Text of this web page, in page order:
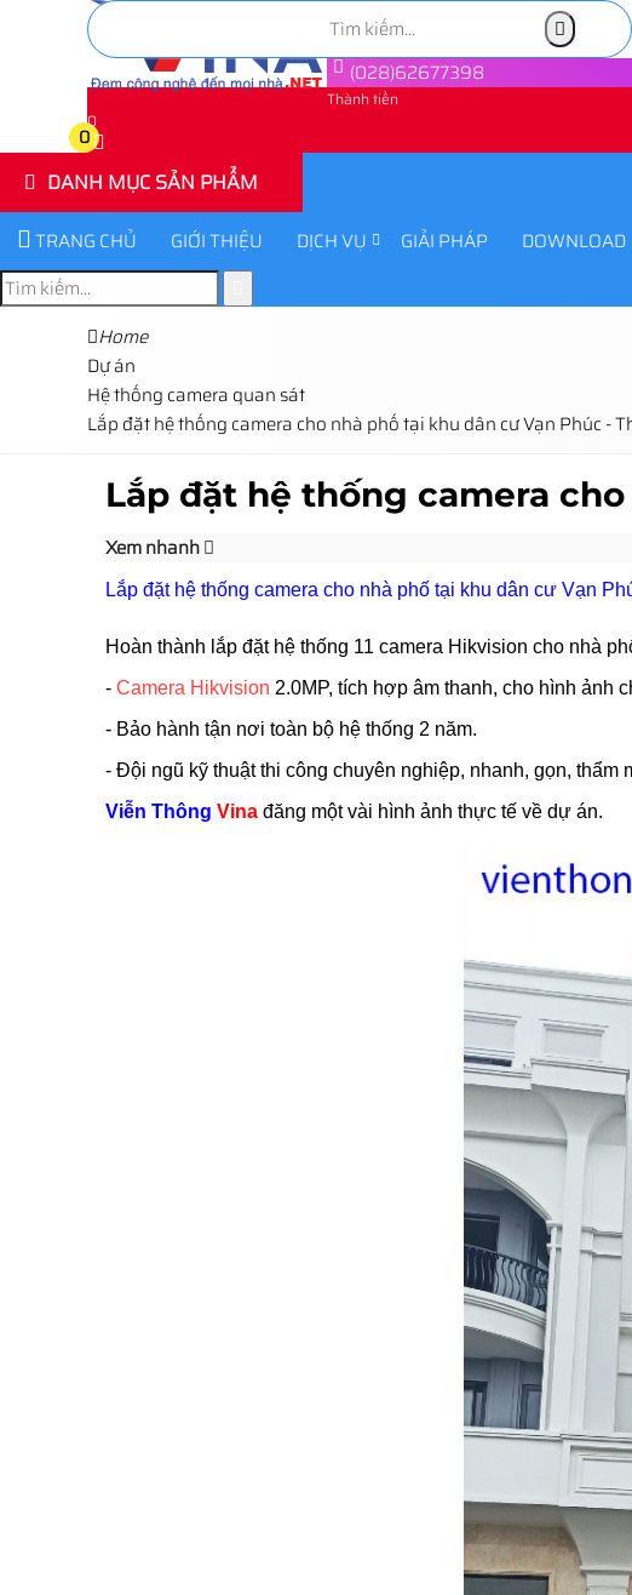
(028)62677398
Thành tiền
0
0
DANH MỤC SẢN PHẨM
TRANG CHỦ GIỚI THIỆU DỊCH VỤ GIẢI PHÁP DOWNLOAD
Home
Dự án
Hệ thống camera quan sát
Lắp đặt hệ thống camera cho nhà phố tại khu dân cư Vạn Phúc -
Lắp đặt hệ thống camera
Xem nhanh
Lắp đặt hệ thống camera cho nhà phố tại khu dân cư Vạn
Hoàn thành lắp đặt hệ thống 11 camera Hikvision cho nhà
- Camera Hikvision 2.0MP, tích hợp âm thanh, cho hình ảnh
- Bảo hành tận nơi toàn bộ hệ thống 2 năm.
- Đội ngũ kỹ thuật thi công chuyên nghiệp, nhanh, gọn, thẩm
Viễn Thông Vina đăng một vài hình ảnh thực tế về dự án.